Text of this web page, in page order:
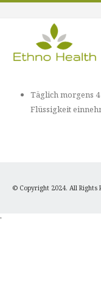
Täglich morgens
Flüssigkeit
© Copyright 2024. All Rights
'